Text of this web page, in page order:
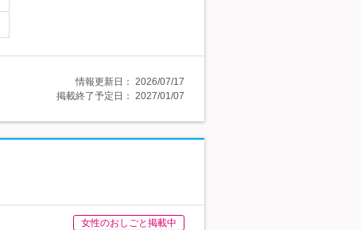
情報更新日： 2026/07/17
掲載終了予定日： 2027/01/07
女性のおしごと掲載中